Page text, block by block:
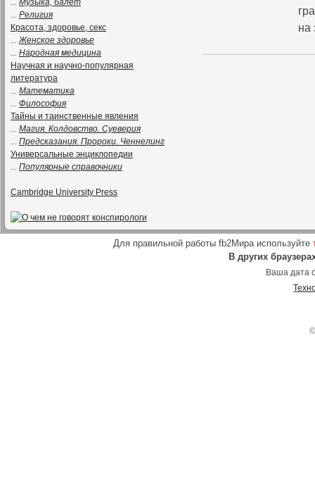
... Музыка, балет
... Религия
Красота, здоровье, секс
...Женское здоровье
... Народная медицина
Научная и научно-популярная
литература
... Математика
... Философия
Тайны и таинственные явления
... Магия. Колдовство. Суеверия
... Предсказания. Пророки. Ченнелинг
Универсальные энциклопедии
... Популярные справочники
Cambridge University Press
на
Для правильной работы fb2Мира используйте
В других
Ваша дата